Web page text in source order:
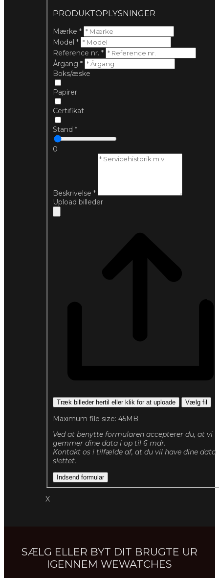
PRODUKTOPLYSNINGER
Mærke *
Model *
Reference nr. *
Årgang *
Boks/æske
Papirer
Certifikat
Stand *
0
Beskrivelse *
Upload billeder
Træk billeder hertil eller klik for at uploade Vælg fil
Maximum file size: 45MB
Ved at benytte formularen accepterer du, at vi
gemmer dine data i op til 6 mdr.
Kontakt os i tilfælde af, at du vil have dine data
slettet.
Indsend formular
X
SÆLG ELLER BYT DIT BRUGTE UR
IGENNEM WEWATCHES